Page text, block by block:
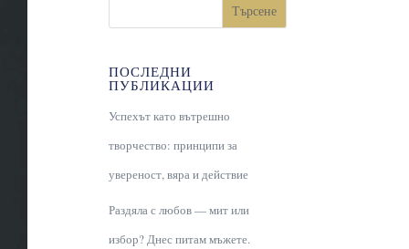
Търсене
ПОСЛЕДНИ
ПУБЛИКАЦИИ
Успехът като вътрешно
творчество: принципи за
увереност, вяра и действие
Раздяла с любов — мит или
избор? Днес питам мъжете.